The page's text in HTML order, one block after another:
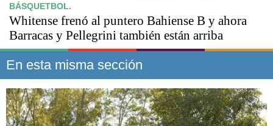
BÁSQUETBOL.
Whitense frenó al puntero Bahiense B y ahora
Barracas y Pellegrini también están arriba
En esta misma sección